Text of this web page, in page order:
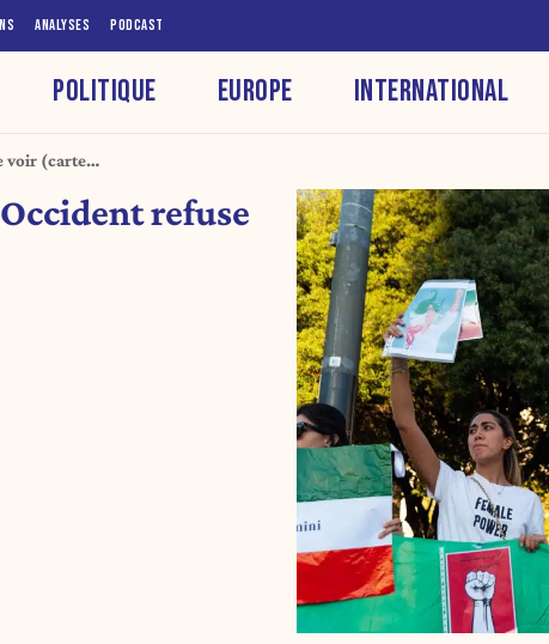
ANALYSES PODCAST
POLITIQUE EUROPE INTERNATIONAL
voir (carte
refuse